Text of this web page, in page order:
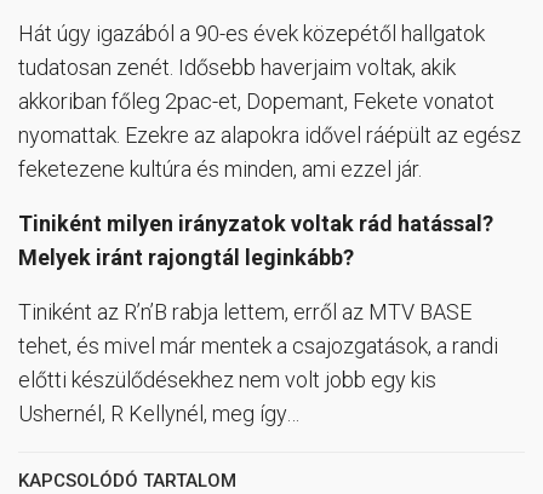
Hát úgy igazából a 90-es évek közepétől hallgatok
tudatosan zenét. Idősebb haverjaim voltak, akik
akkoriban főleg 2pac-et, Dopemant, Fekete vonatot
nyomattak. Ezekre az alapokra idővel ráépült az egész
feketezene kultúra és minden, ami ezzel jár.
Tiniként milyen irányzatok voltak rád hatással?
Melyek iránt rajongtál leginkább?
Tiniként az R’n’B rabja lettem, erről az MTV BASE
tehet, és mivel már mentek a csajozgatások, a randi
előtti készülődésekhez nem volt jobb egy kis
Ushernél, R Kellynél, meg így…
KAPCSOLÓDÓ TARTALOM